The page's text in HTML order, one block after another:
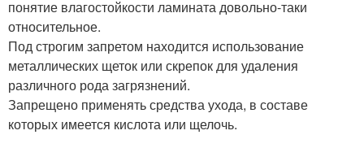
понятие влагостойкости ламината довольно-таки
относительное.
Под строгим запретом находится использование
металлических щеток или скрепок для удаления
различного рода загрязнений.
Запрещено применять средства ухода, в составе
которых имеется кислота или щелочь.